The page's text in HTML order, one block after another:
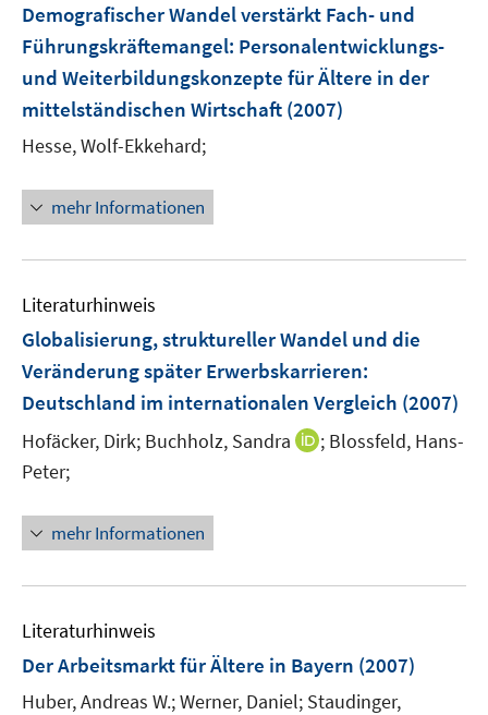
Demografischer Wandel verstärkt Fach- und
Führungskräftemangel: Personalentwicklungs-
und Weiterbildungskonzepte für Ältere in der
mittelständischen Wirtschaft (2007)
Hesse, Wolf-Ekkehard;
mehr Informationen
Literaturhinweis
Globalisierung, struktureller Wandel und die
Veränderung später Erwerbskarrieren:
Deutschland im internationalen Vergleich (2007)
Hofäcker, Dirk; Buchholz, Sandra
I
n
s
; Blossfeld, Hans-
Peter;
mehr Informationen
Literaturhinweis
Der Arbeitsmarkt für Ältere in Bayern (2007)
Huber, Andreas W.;Werner, Daniel; Staudinger,